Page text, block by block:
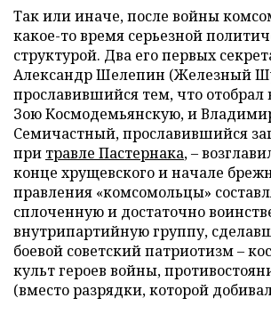
Так или иначе, после войны
какое-то время серьезной
структурой. Два его первых
Александр Шелепин (Железный
прославившийся тем, что отобрал
Зою Космодемьянскую, и
Семичастный, прославившийся
при травле Пастернака, –
конце хрущевского и начале
правления «комсомольцы»
сплоченную и достаточно
внутрипартийную группу,
боевой советский патриотизм –
культ героев войны,
(вместо разрядки, которой